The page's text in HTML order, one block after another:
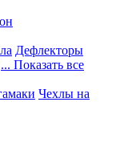
Дефлекторы
... Показать все
Чехлы на